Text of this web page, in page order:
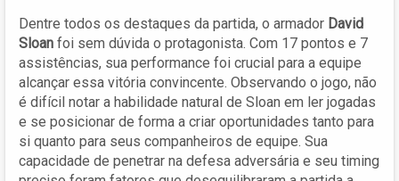
Dentre todos os destaques da partida, o armador David
Sloan foi sem dúvida o protagonista. Com 17 pontos e 7
assistências, sua performance foi crucial para a equipe
alcançar essa vitória convincente. Observando o jogo, não
é difícil notar a habilidade natural de Sloan em ler jogadas
e se posicionar de forma a criar oportunidades tanto para
si quanto para seus companheiros de equipe. Sua
capacidade de penetrar na defesa adversária e seu timing